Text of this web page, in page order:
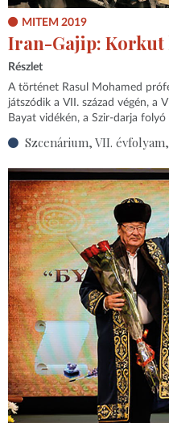
MITEM 2019
Iran-Gajip: Korkut
Részlet
A történet Rasul Mohamed
játszódik a VII. század végén, a
Bayat vidékén, a Szir-darja
Szcenárium, VII.